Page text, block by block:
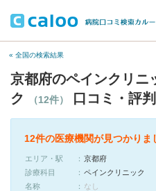
« 全国の検索結果
京都府のペインクリニ
ク
（12件） 口コミ・評判
12件の医療機関が見つかりま
エリア・駅
京都府
診療科目
ペインクリニック
名称
なし